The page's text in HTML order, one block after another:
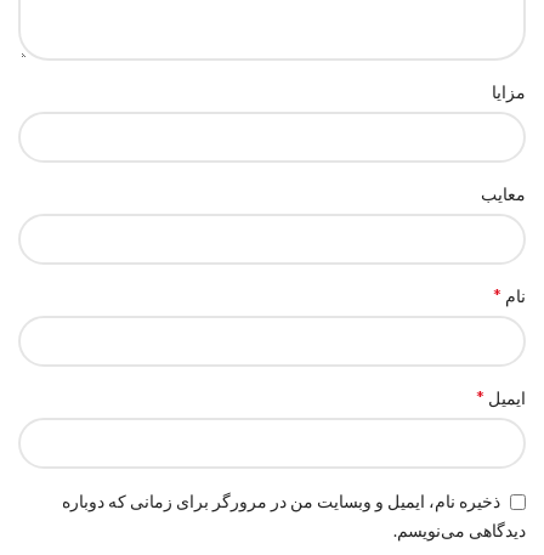
مزایا
معایب
نام *
ایمیل *
ذخیره نام، ایمیل و وبسایت من در مرورگر برای زمانی که دوباره
دیدگاهی می‌نویسم.